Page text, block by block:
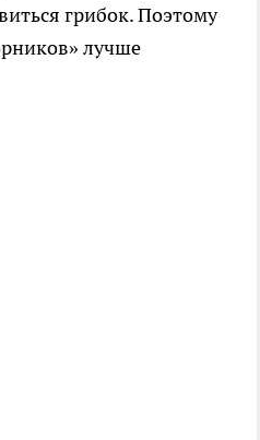
грибок. Поэтому
лучше